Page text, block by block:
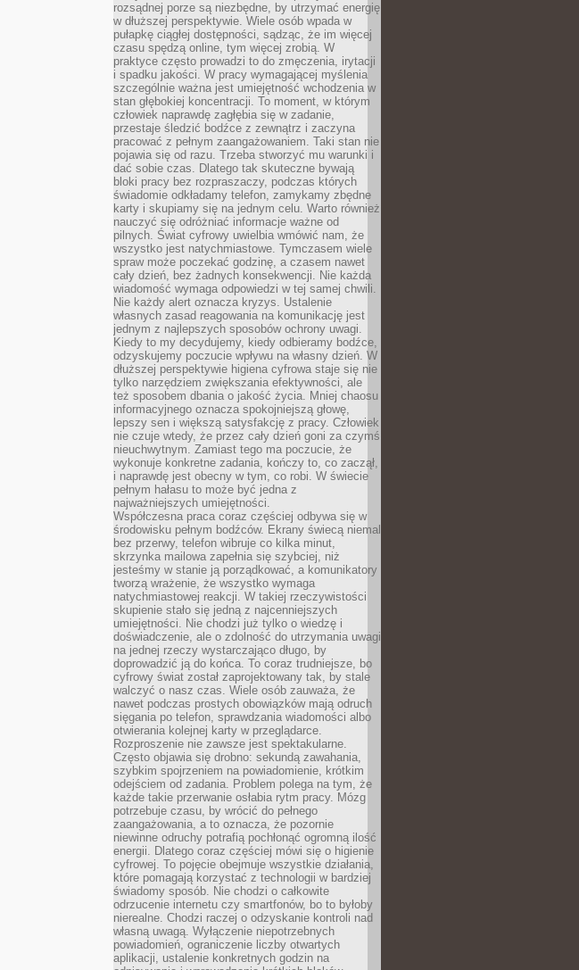
rozsądnej porze są niezbędne, by utrzymać energię
w dłuższej perspektywie. Wiele osób wpada w
pułapkę ciągłej dostępności, sądząc, że im więcej
czasu spędzą online, tym więcej zrobią. W
praktyce często prowadzi to do zmęczenia, irytacji
i spadku jakości. W pracy wymagającej myślenia
szczególnie ważna jest umiejętność wchodzenia w
stan głębokiej koncentracji. To moment, w którym
człowiek naprawdę zagłębia się w zadanie,
przestaje śledzić bodźce z zewnątrz i zaczyna
pracować z pełnym zaangażowaniem. Taki stan nie
pojawia się od razu. Trzeba stworzyć mu warunki i
dać sobie czas. Dlatego tak skuteczne bywają
bloki pracy bez rozpraszaczy, podczas których
świadomie odkładamy telefon, zamykamy zbędne
karty i skupiamy się na jednym celu. Warto również
nauczyć się odróżniać informacje ważne od
pilnych. Świat cyfrowy uwielbia wmówić nam, że
wszystko jest natychmiastowe. Tymczasem wiele
spraw może poczekać godzinę, a czasem nawet
cały dzień, bez żadnych konsekwencji. Nie każda
wiadomość wymaga odpowiedzi w tej samej chwili.
Nie każdy alert oznacza kryzys. Ustalenie
własnych zasad reagowania na komunikację jest
jednym z najlepszych sposobów ochrony uwagi.
Kiedy to my decydujemy, kiedy odbieramy bodźce,
odzyskujemy poczucie wpływu na własny dzień. W
dłuższej perspektywie higiena cyfrowa staje się nie
tylko narzędziem zwiększania efektywności, ale
też sposobem dbania o jakość życia. Mniej chaosu
informacyjnego oznacza spokojniejszą głowę,
lepszy sen i większą satysfakcję z pracy. Człowiek
nie czuje wtedy, że przez cały dzień goni za czymś
nieuchwytnym. Zamiast tego ma poczucie, że
wykonuje konkretne zadania, kończy to, co zaczął,
i naprawdę jest obecny w tym, co robi. W świecie
pełnym hałasu to może być jedna z
najważniejszych umiejętności.
Współczesna praca coraz częściej odbywa się w
środowisku pełnym bodźców. Ekrany świecą niemal
bez przerwy, telefon wibruje co kilka minut,
skrzynka mailowa zapełnia się szybciej, niż
jesteśmy w stanie ją porządkować, a komunikatory
tworzą wrażenie, że wszystko wymaga
natychmiastowej reakcji. W takiej rzeczywistości
skupienie stało się jedną z najcenniejszych
umiejętności. Nie chodzi już tylko o wiedzę i
doświadczenie, ale o zdolność do utrzymania uwagi
na jednej rzeczy wystarczająco długo, by
doprowadzić ją do końca. To coraz trudniejsze, bo
cyfrowy świat został zaprojektowany tak, by stale
walczyć o nasz czas. Wiele osób zauważa, że
nawet podczas prostych obowiązków mają odruch
sięgania po telefon, sprawdzania wiadomości albo
otwierania kolejnej karty w przeglądarce.
Rozproszenie nie zawsze jest spektakularne.
Często objawia się drobno: sekundą zawahania,
szybkim spojrzeniem na powiadomienie, krótkim
odejściem od zadania. Problem polega na tym, że
każde takie przerwanie osłabia rytm pracy. Mózg
potrzebuje czasu, by wrócić do pełnego
zaangażowania, a to oznacza, że pozornie
niewinne odruchy potrafią pochłonąć ogromną ilość
energii. Dlatego coraz częściej mówi się o higienie
cyfrowej. To pojęcie obejmuje wszystkie działania,
które pomagają korzystać z technologii w bardziej
świadomy sposób. Nie chodzi o całkowite
odrzucenie internetu czy smartfonów, bo to byłoby
nierealne. Chodzi raczej o odzyskanie kontroli nad
własną uwagą. Wyłączenie niepotrzebnych
powiadomień, ograniczenie liczby otwartych
aplikacji, ustalenie konkretnych godzin na